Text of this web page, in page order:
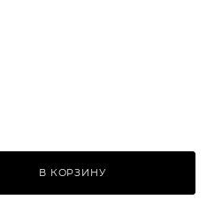
В КОРЗИНУ